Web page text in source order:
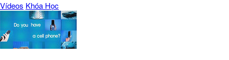
Vídeos Khóa Học